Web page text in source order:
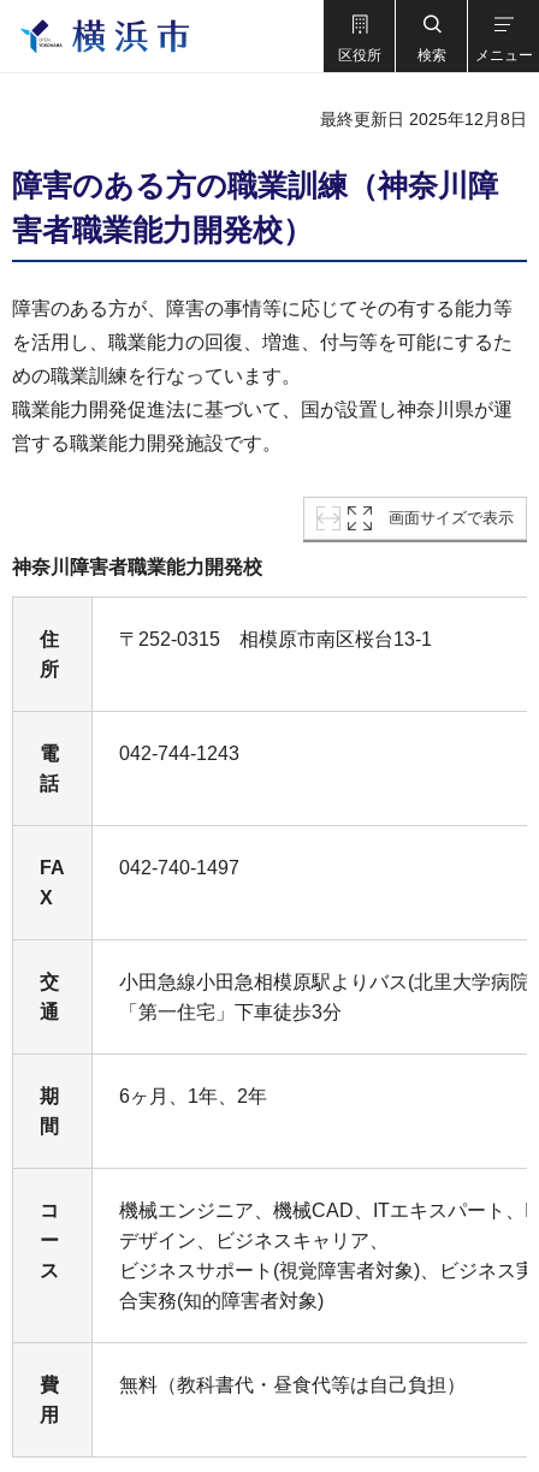
区役所 検索 メニュー
最終更新日 2025年12月8日
障害のある方の職業訓練（神奈川障
害者職業能力開発校）
障害のある方が、障害の事情等に応じてその有する能力等
を活用し、職業能力の回復、増進、付与等を可能にするた
めの職業訓練を行なっています。
職業能力開発促進法に基づいて、国が設置し神奈川県が運
営する職業能力開発施設です。
画面サイズで表示
神奈川障害者職業能力開発校
住
所
〒252-0315 相模原市南区桜台13-1
電
話
042-744-1243
FA
X
042-740-1497
交
通
小田急線小田急相模原駅よりバス(北里大学病院
「第一住宅」下車徒歩3分
期
間
6ヶ月、1年、2年
コ
ー
ス
機械エンジニア、機械CAD、ITエキスパート、
デザイン、ビジネスキャリア、
ビジネスサポート(視覚障害者対象)、ビジネス
合実務(知的障害者対象)
費
用
無料（教科書代・昼食代等は自己負担）